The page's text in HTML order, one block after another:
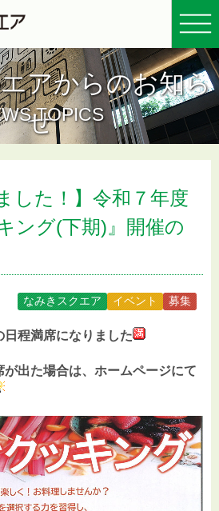
アからのお知ら
せ
TOPICS
した！】令和７年度
ング(下期)』開催の
なみきスクエア イベント 募集
程満席になりました
出た場合は、ホームページにて